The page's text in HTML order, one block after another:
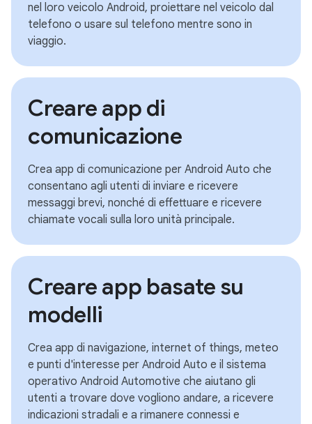
nel loro veicolo Android, proiettare nel veicolo dal
telefono o usare sul telefono mentre sono in
viaggio.
Creare app di
comunicazione
Crea app di comunicazione per Android Auto che
consentano agli utenti di inviare e ricevere
messaggi brevi, nonché di effettuare e ricevere
chiamate vocali sulla loro unità principale.
Creare app basate su
modelli
Crea app di navigazione, internet of things, meteo
e punti d'interesse per Android Auto e il sistema
operativo Android Automotive che aiutano gli
utenti a trovare dove vogliono andare, a ricevere
indicazioni stradali e a rimanere connessi e